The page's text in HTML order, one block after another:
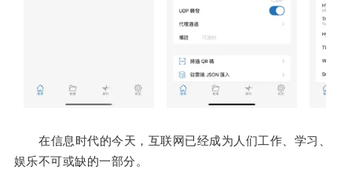
在信息时代的今天，互联网已经成为人们工作、学习、
娱乐不可或缺的一部分。